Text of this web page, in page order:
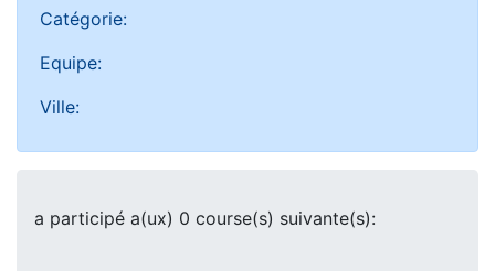
Catégorie:
Equipe:
Ville:
a participé a(ux) 0 course(s) suivante(s):